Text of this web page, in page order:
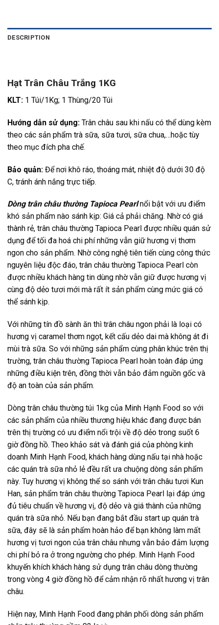
DESCRIPTION
Hạt Trân Châu Trắng 1KG
KLT: 1 Túi/1Kg; 1 Thùng/20 Túi
Hướng dẫn sử dụng: Trân châu sau khi nấu có thể dùng kèm
theo các sản phẩm trà sữa, sữa tươi, sữa chua,…hoặc tùy
theo mục đích pha chế.
Bảo quản: Để nơi khô ráo, thoáng mát, nhiệt độ dưới 30 độ
C, tránh ánh nắng trực tiếp.
Dòng trân châu thường Tapioca Pearlnổi bật với ưu điểm
khó sản phẩm nào sánh kịp: Giá cả phải chăng. Nhờ có giá
thành rẻ, trân châu thường Tapioca Pearl được nhiều quán sử
dụng để tối đa hoá chi phí những vẫn giữ hương vị thơm
ngon cho sản phẩm. Nhờ công nghệ tiên tiến cùng công thức
nguyên liệu độc đáo, trân châu thường Tapioca Pearl còn
được nhiều khách hàng tin dùng nhờ vẫn giữ được hương vị
cùng độ dẻo tươi mới mà rất ít sản phẩm cùng mức giá có
thể sánh kịp.
Với những tín đồ sành ăn thì trân châu ngon phải là loại có
hương vị caramel thơm ngọt, kết cấu dẻo dai mà không át đi
mùi trà sữa. So với những sản phẩm cùng phân khúc trên thị
trường, trân châu thường Tapioca Pearl hoàn toàn đáp ứng
những điều kiện trên, đồng thời vẫn bảo đảm nguồn gốc và
độ an toàn của sản phẩm.
Dòng trân châu thường túi 1kg của Minh Hạnh Food so với
các sản phẩm của nhiều thương hiệu khác đang được bán
trên thị trường có ưu điểm nổi trội về độ dẻo trong suốt 6
giờ đồng hồ. Theo khảo sát và đánh giá của phòng kinh
doanh Minh Hạnh Food, khách hàng dùng nấu tại nhà hoặc
các quán trà sữa nhỏ lẻ đều rất ưa chuộng dòng sản phẩm
này. Tuy hương vị không thể so sánh với trân châu tươi Kun
Han, sản phẩm trân châu thường Tapioca Pearl lại đáp ứng
đủ tiêu chuẩn về hương vị, độ dẻo và giá thành của những
quán trà sữa nhỏ. Nếu bạn đang bắt đầu start up quán trà
sữa, đây sẽ là sản phẩm hoàn hảo để bạn không làm mất
hương vị tươi ngon của trân châu nhưng vẫn bảo đảm lượng
chi phí bỏ ra ở trong ngường cho phép. Minh Hạnh Food
khuyến khích khách hàng sử dụng trân châu dòng thường
trong vòng 4 giờ đồng hồ để cảm nhận rõ nhất hương vị trân
châu.
Hiện nay, Minh Hạnh Food đang phân phối dòng sản phẩm